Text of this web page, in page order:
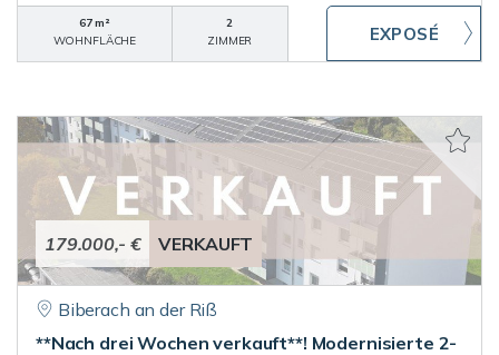
67 m²
WOHNFLÄCHE
2
ZIMMER
179.000,- € VERKAUFT
Biberach an der Riß
**Nach drei Wochen verkauft**! Modernisierte 2-